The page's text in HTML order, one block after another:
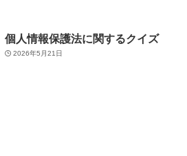
個人情報保護法に関するクイズ
2026年5月21日